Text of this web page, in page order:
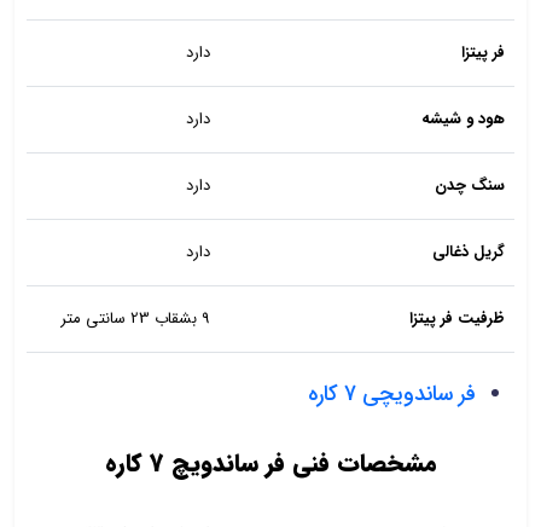
فر پیتزا دارد
هود و شیشه دارد
سنگ چدن دارد
گریل ذغالی دارد
ظرفیت فر پیتزا 9 بشقاب 23 سانتی متر
فر ساندویچی 7 کاره
مشخصات فنی فر ساندویچ 7 کاره